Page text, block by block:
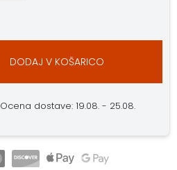
DODAJ V KOŠARICO
Ocena dostave: 19.08. - 25.08.